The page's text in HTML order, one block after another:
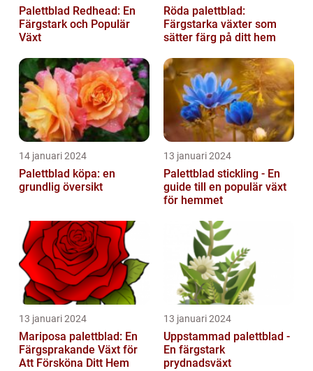
Palettblad Redhead: En
Färgstark och Populär
Växt
Röda palettblad:
Färgstarka växter som
sätter färg på ditt hem
14 januari 2024
Palettblad köpa: en
grundlig översikt
13 januari 2024
Palettblad stickling - En
guide till en populär växt
för hemmet
13 januari 2024
Mariposa palettblad: En
Färgsprakande Växt för
Att Försköna Ditt Hem
13 januari 2024
Uppstammad palettblad -
En färgstark
prydnadsväxt